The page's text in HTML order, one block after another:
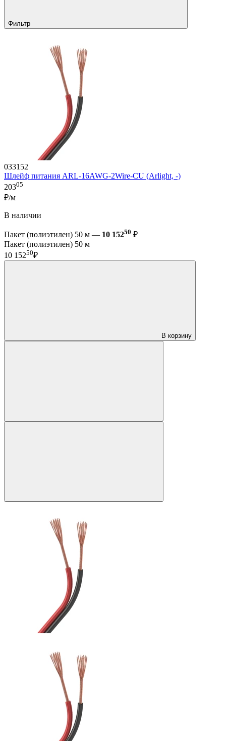
Фильтр
033152
Шлейф питания ARL-16AWG-2Wire-CU (Arlight, -)
20305
₽/м
В наличии
Пакет (полиэтилен) 50 м — 10 15250 ₽
Пакет (полиэтилен) 50 м
10 15250₽
В корзину